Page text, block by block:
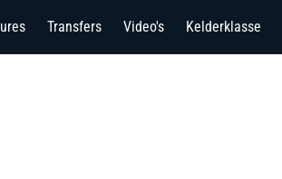
Transfers Video's Kelderklasse